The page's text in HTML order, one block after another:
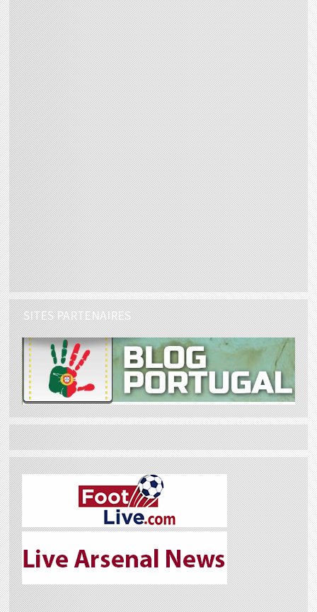
SITES PARTENAIRES